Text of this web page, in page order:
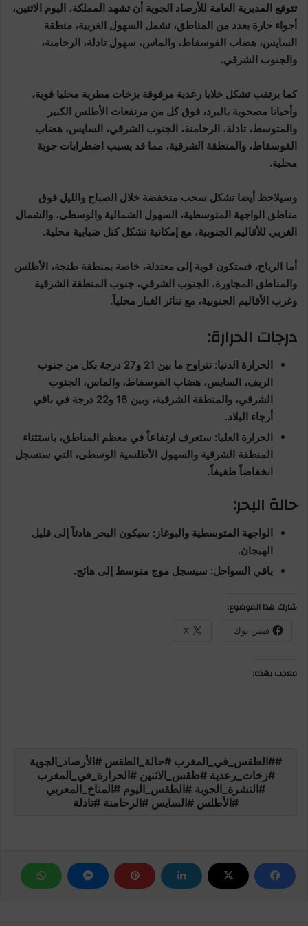
تتوقع المديرية العامة للأرصاد الجوية أن تشهد المملكة، اليوم الاثنين،
أجواء حارة بعدد من المناطق، تشمل السهول الغربية، منطقة
السايس، هضاب الفوسفاط، والماس، سهول تادلة، الرحامنة،
والجنوب الشرقي.
كما يرتقب تشكل خلايا رعدية مرفوقة بزخات مطرية محليا قوية،
وأحيانا مصحوبة بالبرد، فوق كل من مرتفعات الأطلس الكبير
والمتوسط، تادلة، الرحامنة، الجنوب الشرقي، السايس، هضاب
الفوسفاط، والمنطقة الشرقية، مما قد يسبب اضطرابات جوية
محلية.
وسيلاحظ أيضا تشكل سحب منخفضة خلال الصباح والليل فوق
مناطق الواجهة المتوسطية، السهول الشمالية والوسطى، والشمال
الغربي للأقاليم الجنوبية، مع إمكانية تشكل كتل ضبابية محلية.
أما الرياح، فستكون قوية إلى معتدلة، خاصة بمنطقة طنجة، الأطلس
والمناطق المجاورة، الجنوب الشرقي، جنوب المنطقة الشرقية
وغرب الأقاليم الجنوبية، مع تناثر الغبار محلياً.
درجات الحرارة:
الحرارة الدنيا: تتراوح ما بين 21 و27 درجة بكل من جنوب
الريف، السايس، هضاب الفوسفاط، والماس، الجنوب
الشرقي، والمنطقة الشرقية، وبين 16 و22 درجة في باقي
أرجاء البلاد.
الحرارة العليا: ستعرف ارتفاعاً في معظم المناطق، باستثناء
المنطقة الشرقية والسهول الأطلسية الوسطى، التي ستسجل
انخفاضاً طفيفاً.
حالة البحر:
الواجهة المتوسطية والبوغاز: سيكون البحر هادئاً إلى قليل
الهيجان.
باقي السواحل: سيسجل موج متوسط إلى هائج.
شارك هذا الموضوع:
فيس بوك X
معجب بهذه:
#الطقس_في_المغرب #حالة_الطقس #الأرصاد_الجوية
#زخات_رعدية #طقس_الاثنين #الحرارة_في_المغرب
#النشرة_الجوية #الطقس_اليوم #المناخ_المغربي
#الأطلس #السايس #الرحامنة #تادلة